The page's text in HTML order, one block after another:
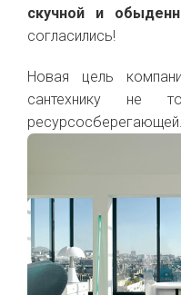
скучной и
согласились!
Новая цель
сантехнику не
ресурсосберегающей.